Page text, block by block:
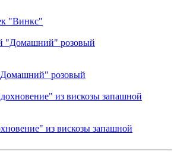
"Винкс"
розовый
из вискозы запашной